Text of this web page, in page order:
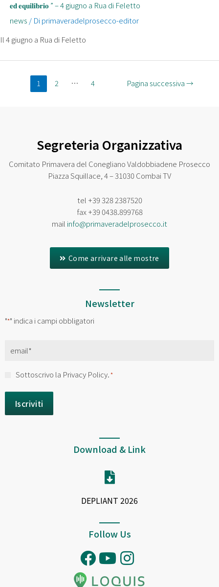
𝐞𝐝 𝐞𝐪𝐮𝐢𝐥𝐢𝐛𝐫𝐢𝐨 ” – 4 giugno a Rua di Feletto
news / Di primaveradelprosecco-editor
Il 4 giugno a Rua di Feletto
1 2 … 4 Pagina successiva→
Segreteria Organizzativa
Comitato Primavera del Conegliano Valdobbiadene Prosecco
Piazza Squillace, 4 – 31030 Combai TV
tel +39 328 2387520
fax+39 0438.899768
mail info@primaveradelprosecco.it
Come arrivare alle mostre
Newsletter
"*" indica i campi obbligatori
Email
Consenso
Sottoscrivo la Privacy Policy.*
Download & Link
DEPLIANT 2026
Follow Us